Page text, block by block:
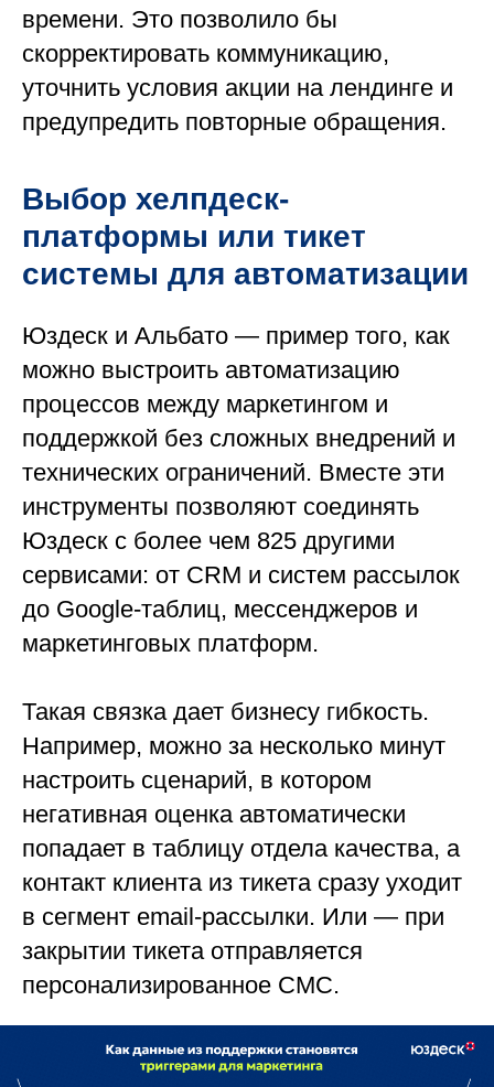
времени. Это позволило бы
скорректировать коммуникацию,
уточнить условия акции на лендинге и
предупредить повторные обращения.
Выбор хелпдеск-
платформы или тикет
системы для автоматизации
Юздеск и Альбато — пример того, как
можно выстроить автоматизацию
процессов между маркетингом и
поддержкой без сложных внедрений и
технических ограничений. Вместе эти
инструменты позволяют соединять
Юздеск с более чем 825 другими
сервисами: от CRM и систем рассылок
до Google-таблиц, мессенджеров и
маркетинговых платформ.
Такая связка дает бизнесу гибкость.
Например, можно за несколько минут
настроить сценарий, в котором
негативная оценка автоматически
попадает в таблицу отдела качества, а
контакт клиента из тикета сразу уходит
в сегмент email-рассылки. Или — при
закрытии тикета отправляется
персонализированное СМС.